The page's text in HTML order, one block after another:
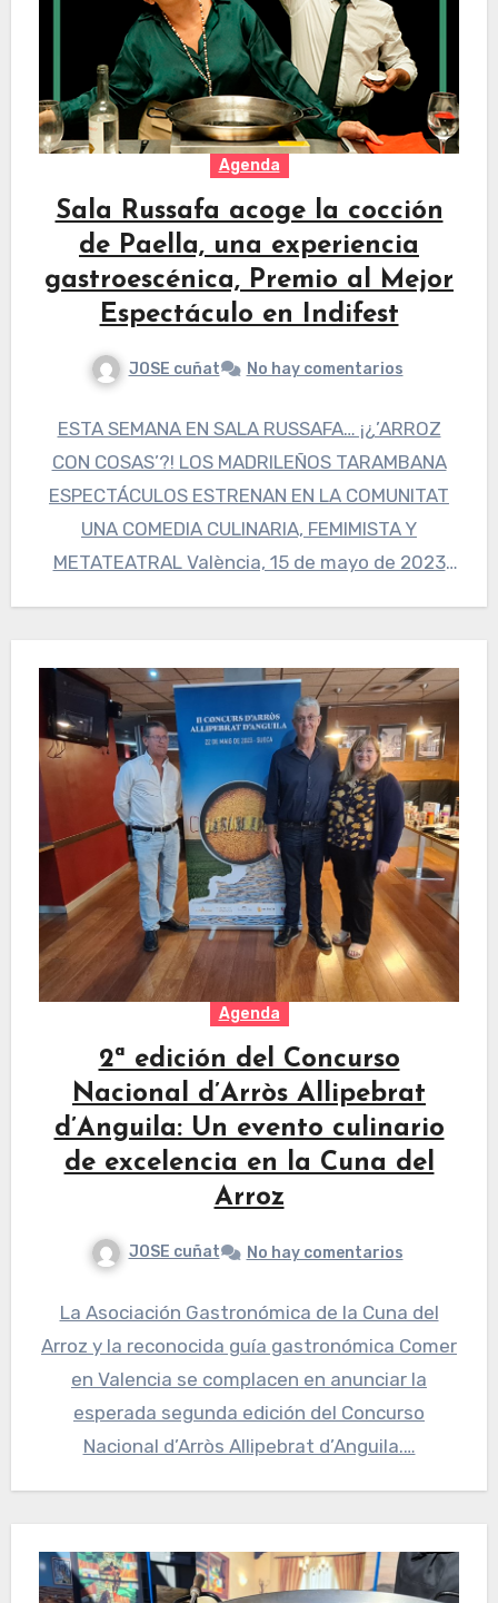
Agenda
Sala Russafa acoge la cocción
de Paella, una experiencia
gastroescénica, Premio al Mejor
Espectáculo en Indifest
JOSE cuñat No hay comentarios
ESTA SEMANA EN SALA RUSSAFA… ¡¿’ARROZ
CON COSAS’?! LOS MADRILEÑOS TARAMBANA
ESPECTÁCULOS ESTRENAN EN LA COMUNITAT
UNA COMEDIA CULINARIA, FEMIMISTA Y
METATEATRAL València, 15 de mayo de 2023
Agenda
2ª edición del Concurso
Nacional d’Arròs Allipebrat
d’Anguila: Un evento culinario
de excelencia en la Cuna del
Arroz
JOSE cuñat No hay comentarios
La Asociación Gastronómica de la Cuna del
Arroz y la reconocida guía gastronómica Comer
en Valencia se complacen en anunciar la
esperada segunda edición del Concurso
Nacional d’Arròs Allipebrat d’Anguila.…